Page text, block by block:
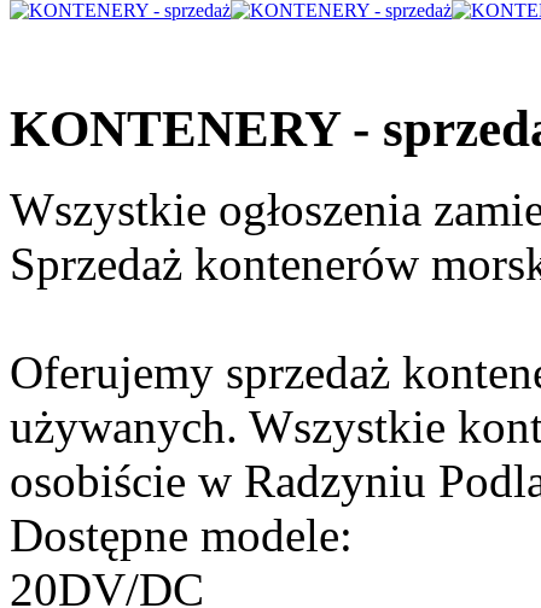
KONTENERY -
Wszystkie ogłoszenia
Sprzedaż kontenerów
Oferujemy sprzedaż
używanych. Wszystkie
osobiście w Radzyniu
Dostępne modele:
20DV/DC